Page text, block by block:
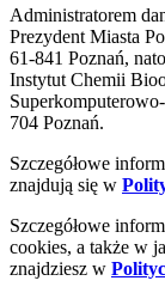
Administratorem
Prezydent Miasta
61-841 Poznań,
Instytut Chemii
704 Poznań.
Szczegółowe
znajdują się w
Szczegółowe
cookies, a także w
znajdziesz w